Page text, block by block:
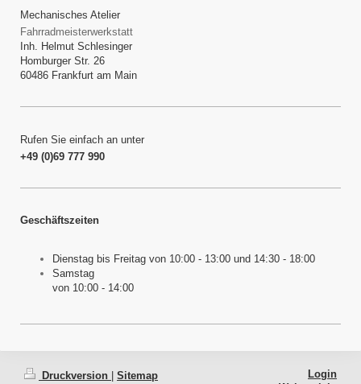
Mechanisches Atelier
Fahrradmeisterwerkstatt
Inh. Helmut Schlesinger
Homburger Str. 26
60486 Frankfurt am Main
Rufen Sie einfach an unter
+49 (0)69 777 990
Geschäftszeiten
Dienstag bis Freitag von 10:00 - 13:00 und 14:30 - 18:00
Samstag
von 10:00 - 14:00
Druckversion Sitemap
Login